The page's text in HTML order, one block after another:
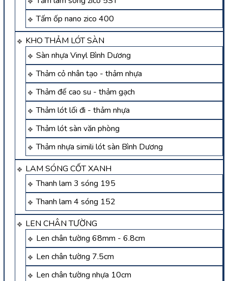
Tấm ốp nano zico 400
KHO THẢM LÓT SÀN
Sàn nhựa Vinyl Bình Dương
Thảm cỏ nhân tạo - thảm nhựa
Thảm đế cao su - thảm gạch
Thảm lót lối đi - thảm nhựa
Thảm lót sàn văn phòng
Thảm nhựa simili lót sàn Bình Dương
LAM SÓNG CỐT XANH
Thanh lam 3 sóng 195
Thanh lam 4 sóng 152
LEN CHÂN TƯỜNG
Len chân tường 68mm - 6.8cm
Len chân tường 7.5cm
Len chân tường nhựa 10cm